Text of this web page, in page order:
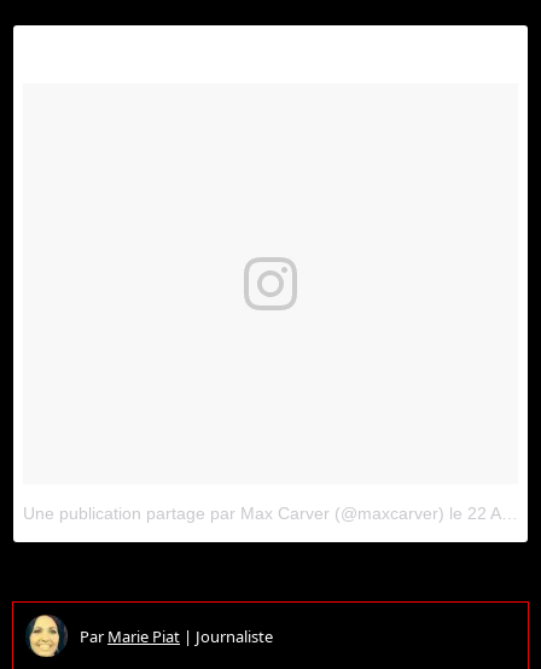
Une publication partage par Max Carver (@maxcarver) le 22 Aot 2017 23h58 PDT
ParMarie Piat | Journaliste